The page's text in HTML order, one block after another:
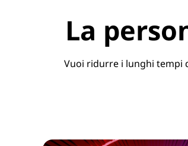
La
Vuoi ridurre i lunghi tempi